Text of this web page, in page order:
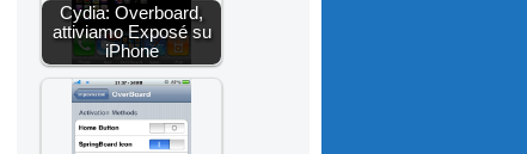
Cydia: Overboard,
attiviamo Exposé su
iPhone